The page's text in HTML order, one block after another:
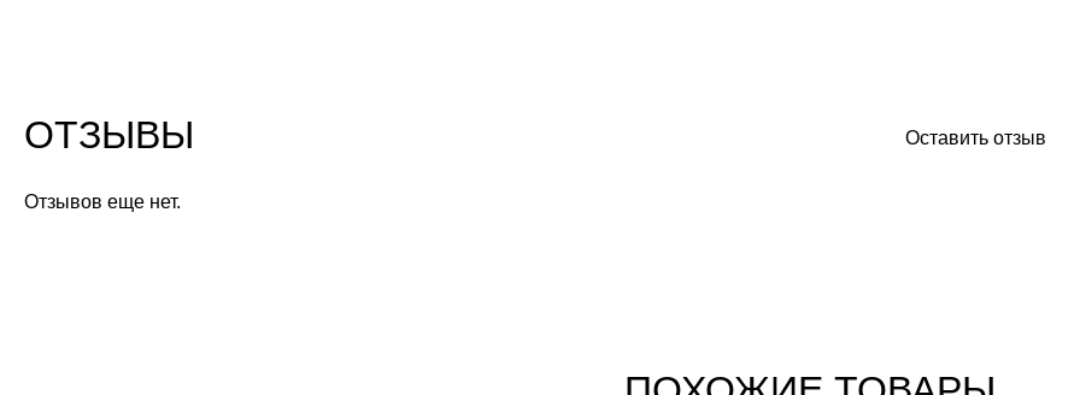
Оставить отзыв
ОТЗЫВЫ
Отзывов еще нет.